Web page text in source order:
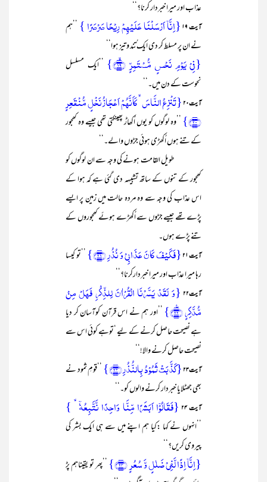
عذاب اور میرا خبردار کرنا؟‘‘
آیت ۱۹ {اِنَّاۤ اَرۡسَلۡنَا عَلَیۡہِمۡ رِیۡحًا صَرۡصَرًا } ’’ہم
نے ان پر مسلط کر دی ایک ُتند و تیز ہوا‘‘
{فِیۡ یَوۡمِ نَحۡسٍ مُّسۡتَمِرٍّ ﴿ۙ۱۹﴾}
’’ایک مسلسل
نحوست کے دن میں۔‘‘
آیت ۲۰ {تَنۡزِعُ النَّاسَ ۙ کَاَنَّہُمۡ اَعۡجَازُ نَخۡلٍ مُّنۡقَعِرٍ
﴿۲۰﴾}
’’وہ لوگوں کو یوں اُکھاڑ پھینکتی تھی جیسے وہ کھجور
کے تنے ہوں اُکھڑی ہوئی جڑوں والے۔‘‘
طویل القامت ہونے کی وجہ سے ان لوگوں کو
کھجور کے تنوں کے ساتھ تشبیہہ دی گئی ہے کہ ہوا کے
اس عذاب کی وجہ سے وہ مردہ حالت میں زمین پر ایسے
پڑے تھے جیسے جڑوں سے اُکھڑے ہوئے کھجوروں کے
تنے پڑے ہوں۔
آیت ۲۱ {فَکَیۡفَ کَانَ عَذَابِیۡ وَ نُذُرِ ﴿۲۱﴾}
’’تو کیسا
رہا میرا عذاب اور میرا خبردارکرنا؟‘‘
آیت۲۲
{وَ لَقَدۡ یَسَّرۡنَا الۡقُرۡاٰنَ لِلذِّکۡرِ فَہَلۡ مِنۡ
مُّدَّکِرٍ ﴿٪۲۲﴾}
’’اور ہم نے اس قرآن کوآسان کر دیا
ہے نصیحت حاصل کرنے کے لیے ‘توہے کوئی اس سے
نصیحت حاصل کرنے والا!‘‘
آیت۲۳ {کَذَّبَتۡ ثَمُوۡدُ بِالنُّذُرِ ﴿۲۳﴾}
’’قومِ ثمود نے
بھی جھٹلایا خبردار کرنے والوں کو۔‘‘
آیت ۲۴ {فَقَالُوۡۤا اَبَشَرًا مِّنَّا وَاحِدًا نَّتَّبِعُہٗۤ ۙ }
’’انہوں نے کہا :کیا ہم اپنے میں سے ہی ایک بشر کی
پیروی کریں؟‘‘
{اِنَّاۤ اِذًا لَّفِیۡ ضَلٰلٍ وَّ سُعُرٍ ﴿۲۴﴾}
’’پھر تو یقیناہم پڑ